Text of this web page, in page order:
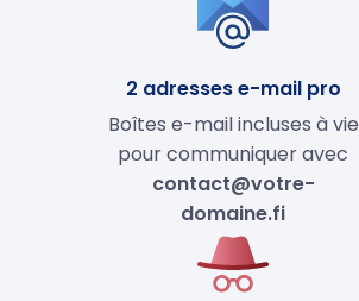
2 adresses e-mail pro
Boîtes e-mail incluses à vie
pour communiquer avec
contact@votre-
domaine.fi